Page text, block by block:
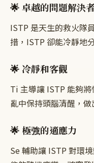
🌟 卓越的問題解決
ISTP 是天生的救火隊
措，ISTP 卻能冷靜地
🌟 冷靜和客觀
Ti 主導讓 ISTP 能夠
亂中保持頭腦清醒，做
🌟 極強的適應力
Se 輔助讓 ISTP 對環